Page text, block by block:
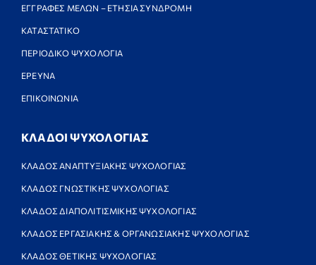
ΕΓΓΡΑΦΕΣ ΜΕΛΩΝ – ΕΤΗΣΙΑ ΣΥΝΔΡΟΜΗ
ΚΑΤΑΣΤΑΤΙΚΟ
ΠΕΡΙΟΔΙΚΟ ΨΥΧΟΛΟΓΙΑ
ΕΡΕΥΝΑ
ΕΠΙΚΟΙΝΩΝΙΑ
ΚΛΑΔΟΙ ΨΥΧΟΛΟΓΙΑΣ
ΚΛΑΔΟΣ ΑΝΑΠΤΥΞΙΑΚΗΣ ΨΥΧΟΛΟΓΙΑΣ
ΚΛΑΔΟΣ ΓΝΩΣΤΙΚΗΣ ΨΥΧΟΛΟΓΙΑΣ
ΚΛΑΔΟΣ ΔΙΑΠΟΛΙΤΙΣΜΙΚΗΣ ΨΥΧΟΛΟΓΙΑΣ
ΚΛΑΔΟΣ ΕΡΓΑΣΙΑΚΗΣ & ΟΡΓΑΝΩΣΙΑΚΗΣ ΨΥΧΟΛΟΓΙΑΣ
ΚΛΑΔΟΣ ΘΕΤΙΚΗΣ ΨΥΧΟΛΟΓΙΑΣ